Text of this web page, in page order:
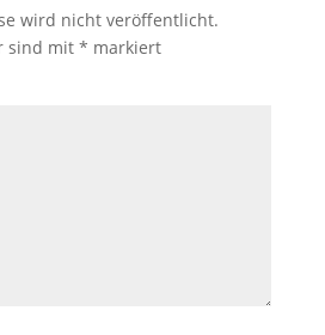
wird nicht veröffentlicht.
sind mit * markiert